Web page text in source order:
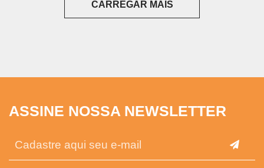
CARREGAR MAIS
ASSINE NOSSA NEWSLETTER